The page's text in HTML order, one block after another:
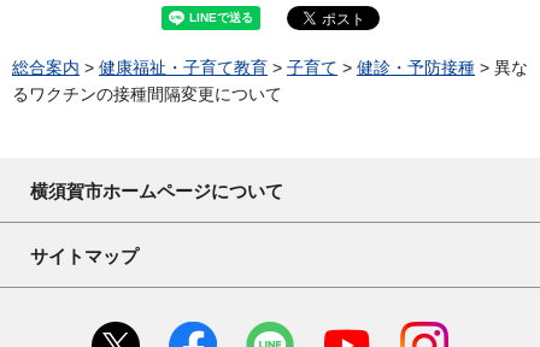
総合案内 > 健康福祉・子育て教育 > 子育て > 健診・予防接種 > 異な
るワクチンの接種間隔変更について
横須賀市ホームページについて
サイトマップ